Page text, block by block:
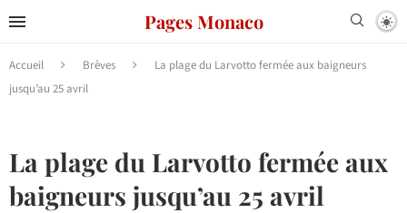
Pages Monaco
Accueil Brèves
La plage du Larvotto fermée aux baigneurs
jusqu’au 25 avril
La plage du Larvotto fermée aux
baigneurs jusqu’au 25 avril